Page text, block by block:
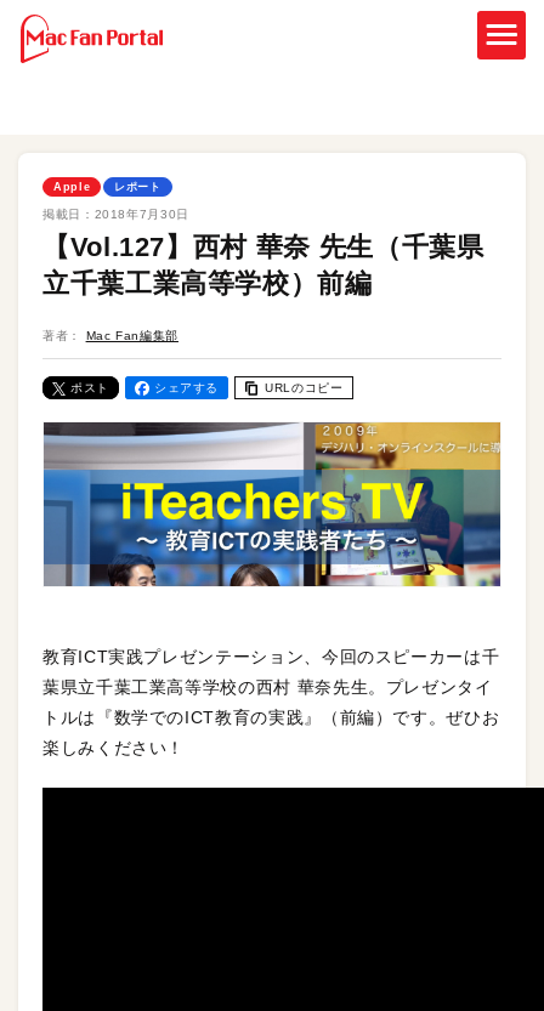
Apple レポート
掲載日： 2018年7月30日
【Vol.127】西村 華奈 先生（千葉県
立千葉工業高等学校）前編
著者： Mac Fan編集部
ポスト シェアする URLのコピー
教育ICT実践プレゼンテーション、今回のスピーカーは千
葉県立千葉工業高等学校の西村 華奈先生。プレゼンタイ
トルは『数学でのICT教育の実践』（前編）です。ぜひお
楽しみください！